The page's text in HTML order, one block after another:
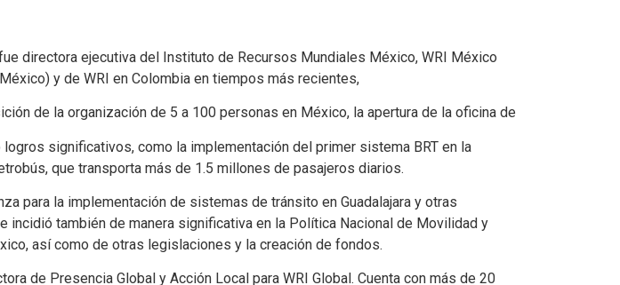
directora ejecutiva del Instituto de Recursos Mundiales México, WRI México
y de WRI en Colombia en tiempos más recientes,
de la organización de 5 a 100 personas en México, la apertura de la oficina de
significativos, como la implementación del primer sistema BRT en la
que transporta más de 1.5 millones de pasajeros diarios.
para la implementación de sistemas de tránsito en Guadalajara y otras
incidió también de manera significativa en la Política Nacional de Movilidad y
así como de otras legislaciones y la creación de fondos.
de Presencia Global y Acción Local para WRI Global. Cuenta con más de 20